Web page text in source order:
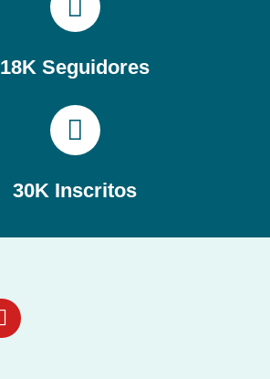
18K Seguidores
30K Inscritos